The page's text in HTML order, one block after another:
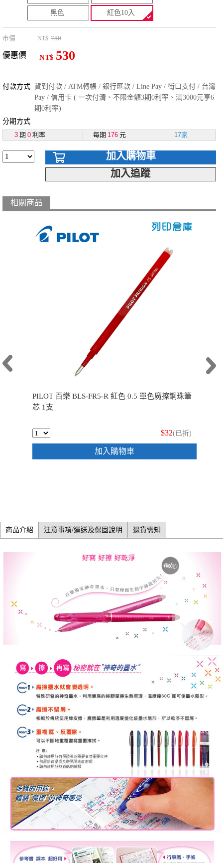
黑色 紅色10入
市價 NT$ 750
優惠價 NT$ 530
付款方式 貨到付款 / ATM轉帳 / 銀行匯款 / Line Pay / 街口支付 / 台灣
Pay / 信用卡 ( 一次付清、不限金額3期0利率、滿3000元享6
期0利率)
分期方式
3 期 0 利率 每期 176 元 17家
加入購物車
加入追蹤
相關商品
PILOT 百樂 BLS-FR5-R 紅色 0.5 單色魔擦鋼珠筆
芯 1支
$32(已折)
加入購物車
商品介紹 注意事項/運送及保固說明 退貨需知